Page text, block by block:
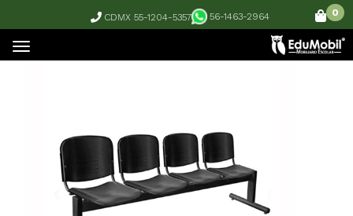
CDMX 55-1204-5357 56-1463-2964 0